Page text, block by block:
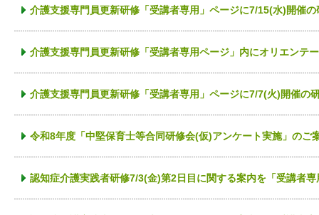
介護支援専門員更新研修「受講者専用」ページに7/15(水)開催
介護支援専門員更新研修「受講者専用ページ」内にオリエンテ
介護支援専門員更新研修「受講者専用」ページに7/7(火)開催
令和8年度「中堅保育士等合同研修会(仮)アンケート実施」のご
認知症介護実践者研修7/3(金)第2日目に関する案内を「受講者